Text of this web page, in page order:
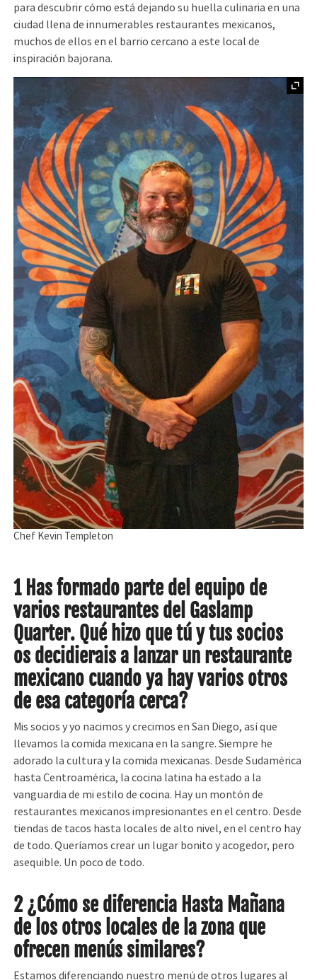
para descubrir cómo está dejando su huella culinaria en una
ciudad llena de innumerables restaurantes mexicanos,
muchos de ellos en el barrio cercano a este local de
inspiración bajorana.
Chef Kevin Templeton
1 Has formado parte del equipo de
varios restaurantes del Gaslamp
Quarter. Qué hizo que tú y tus socios
os decidierais a lanzar un restaurante
mexicano cuando ya hay varios otros
de esa categoría cerca?
Mis socios y yo nacimos y crecimos en San Diego, así que
llevamos la comida mexicana en la sangre. Siempre he
adorado la cultura y la comida mexicanas. Desde Sudamérica
hasta Centroamérica, la cocina latina ha estado a la
vanguardia de mi estilo de cocina. Hay un montón de
restaurantes mexicanos impresionantes en el centro. Desde
tiendas de tacos hasta locales de alto nivel, en el centro hay
de todo. Queríamos crear un lugar bonito y acogedor, pero
asequible. Un poco de todo.
2 ¿Cómo se diferencia Hasta Mañana
de los otros locales de la zona que
ofrecen menús similares?
Estamos diferenciando nuestro menú de otros lugares al